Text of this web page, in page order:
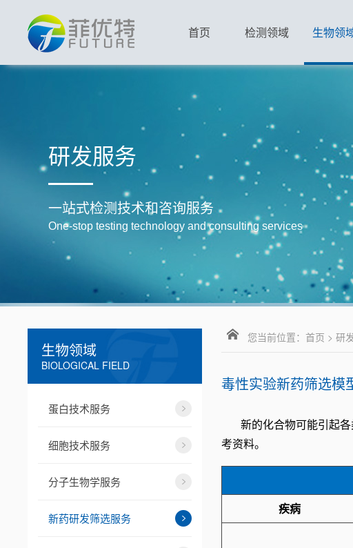
首页 检测领域 生物领
研发服务
一站式检测技术和咨询服务
One-stop testing technology and consulting services
生物领域
BIOLOGICAL FIELD
蛋白技术服务
细胞技术服务
分子生物学服务
新药研发筛选服务
您当前位置： 首页 > 研
毒性实验新药筛选模
新的化合物可能引起
考资料。
疾病